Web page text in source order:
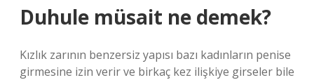
Duhule müsait ne demek?
Kızlık zarının benzersiz yapısı bazı kadınların penise
girmesine izin verir ve birkaç kez ilişkiye girseler bile